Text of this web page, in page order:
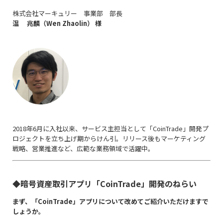
株式会社マーキュリー 事業部 部長
温 兆麟（Wen Zhaolin） 様
2018年6月に入社以来、サービス主担当として「CoinTrade」開発プ
ロジェクトを立ち上げ期からけん引。リリース後もマーケティング
戦略、営業推進など、広範な業務領域で活躍中。
◆暗号資産取引アプリ「CoinTrade」開発のねらい
――まず、「CoinTrade」アプリについて改めてご紹介いただけますで
しょうか。